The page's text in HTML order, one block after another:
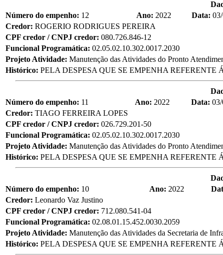
Número do empenho: 12 Ano: 2022 Data:
Credor: ROGERIO RODRIGUES PEREIRA
CPF credor / CNPJ credor: 080.726.846-12
Funcional Programática: 02.05.02.10.302.0017.2030
Projeto Atividade: Manutenção das Atividades do Pronto
Histórico: PELA DESPESA QUE SE EMPENHA
Número do empenho: 11 Ano: 2022 Data:
Credor: TIAGO FERREIRA LOPES
CPF credor / CNPJ credor: 026.729.201-50
Funcional Programática: 02.05.02.10.302.0017.2030
Projeto Atividade: Manutenção das Atividades do Pronto
Histórico: PELA DESPESA QUE SE EMPENHA
Número do empenho: 10 Ano: 2022
Credor: Leonardo Vaz Justino
CPF credor / CNPJ credor: 712.080.541-04
Funcional Programática: 02.08.01.15.452.0030.2059
Projeto Atividade: Manutenção das Atividades da Secretaria de
Histórico: PELA DESPESA QUE SE EMPENHA